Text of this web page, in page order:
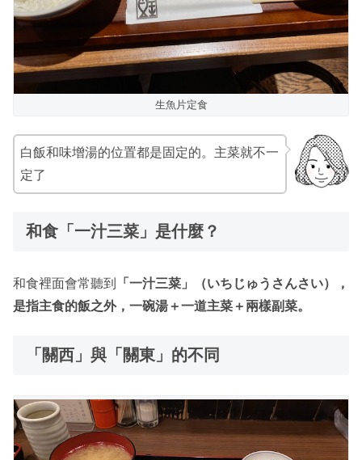
生魚片定食
白飯和味增湯的位置都是固定的。主菜就不一
定了
和食「一汁三菜」是什麼？
和食裡面會常聽到
「一汁三菜」（いちじゅうさんさい），
是指主食的飯之外，一碗湯＋一道主菜＋兩樣副菜。
「關西」與「關東」的不同